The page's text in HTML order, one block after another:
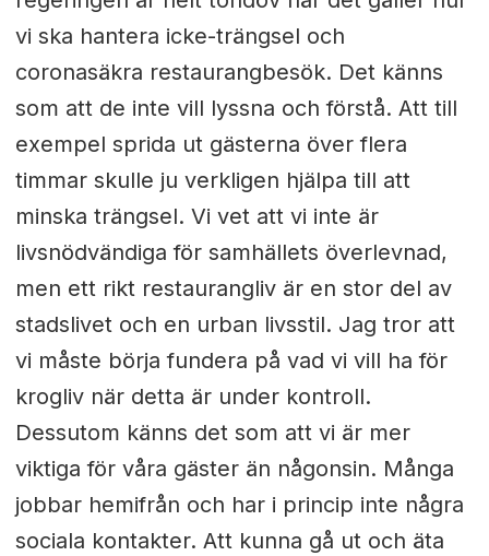
vi ska hantera icke-trängsel och
coronasäkra restaurangbesök. Det känns
som att de inte vill lyssna och förstå. Att till
exempel sprida ut gästerna över flera
timmar skulle ju verkligen hjälpa till att
minska trängsel. Vi vet att vi inte är
livsnödvändiga för samhällets överlevnad,
men ett rikt restaurangliv är en stor del av
stadslivet och en urban livsstil. Jag tror att
vi måste börja fundera på vad vi vill ha för
krogliv när detta är under kontroll.
Dessutom känns det som att vi är mer
viktiga för våra gäster än någonsin. Många
jobbar hemifrån och har i princip inte några
sociala kontakter. Att kunna gå ut och äta